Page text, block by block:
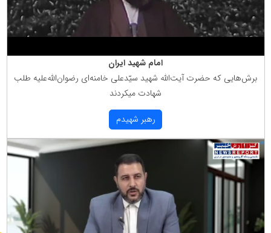
امام شهید ایران
برش‌هایی كه حضرت آیت‌الله شهید سیّدعلی خامنه‌ای رضوان‌الله‌علیه طلب
شهادت میكردند
رهبر شهیدم